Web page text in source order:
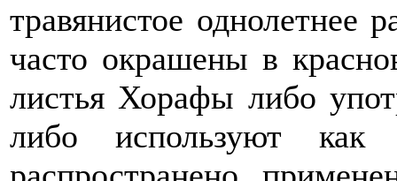
травянистое однолетнее
часто окрашены в
листья Хорафы либо
либо используют